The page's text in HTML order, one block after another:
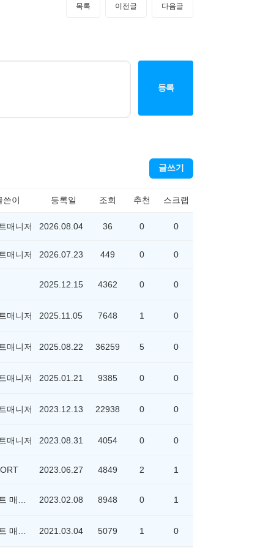
목록 이전글 다음글
등록
글쓰기
쓴이 등록일 조회 추천 스크랩
매니저 2026.08.04 36 0 0
매니저 2026.07.23 449 0 0
2025.12.15 4362 0 0
매니저 2025.11.05 7648 1 0
매니저 2025.08.22 36259 5 0
매니저 2025.01.21 9385 0 0
매니저 2023.12.13 22938 0 0
매니저 2023.08.31 4054 0 0
2023.06.27 4849 2 1
2023.02.08 8948 0 1
2021.03.04 5079 1 0